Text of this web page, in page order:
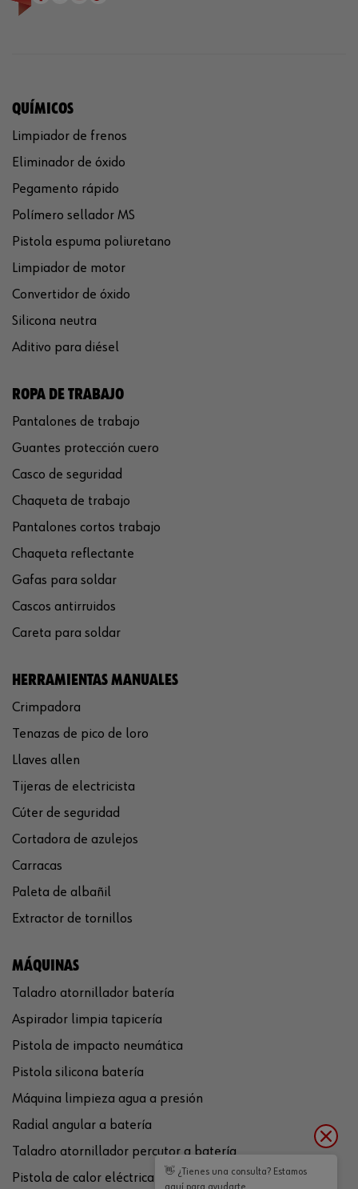
QUÍMICOS
Limpiador de frenos
Eliminador de óxido
Pegamento rápido
Polímero sellador MS
Pistola espuma poliuretano
Limpiador de motor
Convertidor de óxido
Silicona neutra
Aditivo para diésel
ROPA DE TRABAJO
Pantalones de trabajo
Guantes protección cuero
Casco de seguridad
Chaqueta de trabajo
Pantalones cortos trabajo
Chaqueta reflectante
Gafas para soldar
Cascos antirruidos
Careta para soldar
HERRAMIENTAS MANUALES
Crimpadora
Tenazas de pico de loro
Llaves allen
Tijeras de electricista
Cúter de seguridad
Cortadora de azulejos
Carracas
Paleta de albañil
Extractor de tornillos
MÁQUINAS
Taladro atornillador batería
Aspirador limpia tapicería
Pistola de impacto neumática
Pistola silicona batería
Máquina limpieza agua a presión
Radial angular a batería
Taladro atornillador percutor a batería
Pistola de calor eléctrica
👋 ¿Tienes una consulta? Estamos